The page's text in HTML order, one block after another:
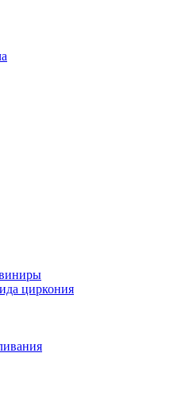
циркония